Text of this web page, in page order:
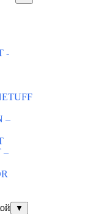
-
–
–
▼